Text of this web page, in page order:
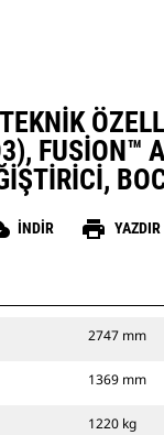
FUSION™
İNDIR print YAZDIR
2747 mm
1369 mm
1220 kg